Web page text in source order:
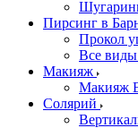
Пирсинг в
Прокол
Все
Макияж
Макияж
Солярий